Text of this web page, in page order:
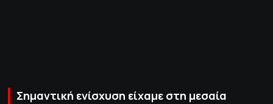
Σημαντική ενίσχυση είχαμε στη μεσαία